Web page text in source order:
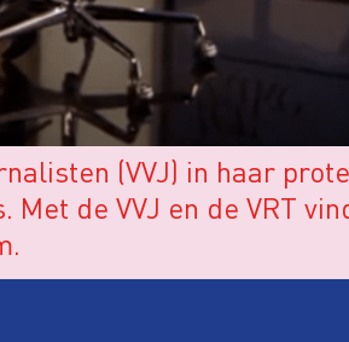
(VVJ) in haar
de VVJ en de VRT